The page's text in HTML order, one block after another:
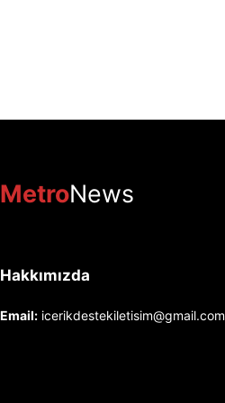
MetroNews
Hakkımızda
Email: icerikdestekiletisim@gmail.com